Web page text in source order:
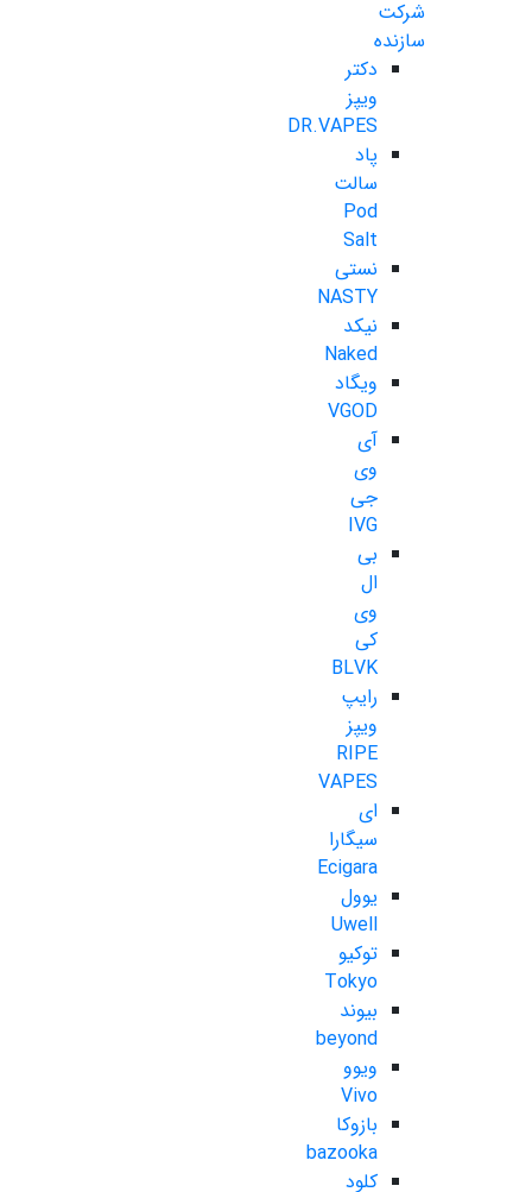
شرکت
سازنده
دکتر
ویپز
DR.VAPES
پاد
سالت
Pod
Salt
نستی
NASTY
نیکد
Naked
ویگاد
VGOD
آی
وی
جی
IVG
بی
ال
وی
کی
BLVK
رایپ
ویپز
RIPE
VAPES
ای
سیگارا
Ecigara
یوول
Uwell
توکیو
Tokyo
بیوند
beyond
ویوو
Vivo
بازوکا
bazooka
کلود